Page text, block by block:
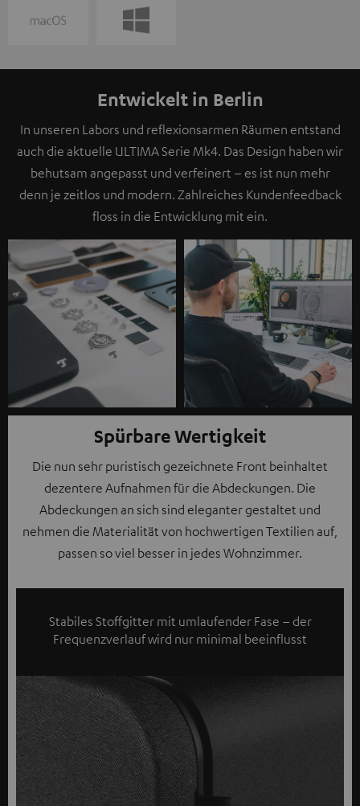
Entwickelt in Berlin
In unseren Labors und reflexionsarmen Räumen entstand
auch die aktuelle ULTIMA Serie Mk4. Das Design haben wir
behutsam angepasst und verfeinert – es ist nun mehr
denn je zeitlos und modern. Zahlreiches Kundenfeedback
floss in die Entwicklung mit ein.
Spürbare Wertigkeit
Die nun sehr puristisch gezeichnete Front beinhaltet
dezentere Aufnahmen für die Abdeckungen. Die
Abdeckungen an sich sind eleganter gestaltet und
nehmen die Materialität von hochwertigen Textilien auf,
passen so viel besser in jedes Wohnzimmer.
Stabiles Stoffgitter mit umlaufender Fase – der
Frequenzverlauf wird nur minimal beeinflusst